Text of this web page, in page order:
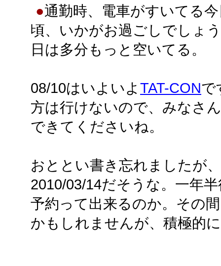
●通勤時、電車がすいてる
頃、いかがお過ごしでしょ
日は多分もっと空いてる。
08/10はいよいよ TAT-CONで
方は行けないので、みなさ
できてくださいね。
おととい書き忘れましたが
2010/03/14だそうな。一年
予約って出来るのか。その
かもしれませんが、積極的